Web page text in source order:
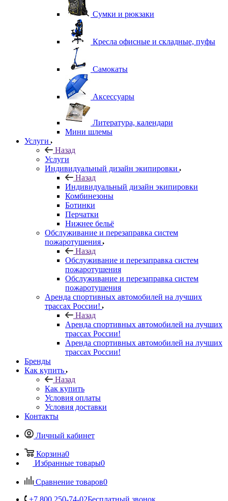
Сумки и рюкзаки
Кресла офисные и складные, пуфы
Самокаты
Аксессуары
Литература, календари
Мини шлемы
Услуги
Назад
Услуги
Индивидуальный дизайн экипировки
Назад
Индивидуальный дизайн экипировки
Комбинезоны
Ботинки
Перчатки
Нижнее бельё
Обслуживание и перезаправка систем
пожаротушения
Назад
Обслуживание и перезаправка систем
пожаротушения
Обслуживание и перезаправка систем
пожаротушения
Аренда спортивных автомобилей на лучших
трассах России!
Назад
Аренда спортивных автомобилей на лучших
трассах России!
Аренда спортивных автомобилей на лучших
трассах России!
Бренды
Как купить
Назад
Как купить
Условия оплаты
Условия доставки
Контакты
Личный кабинет
Корзина0
Избранные товары0
Сравнение товаров0
+7 800 250-74-02Бесплатный звонок